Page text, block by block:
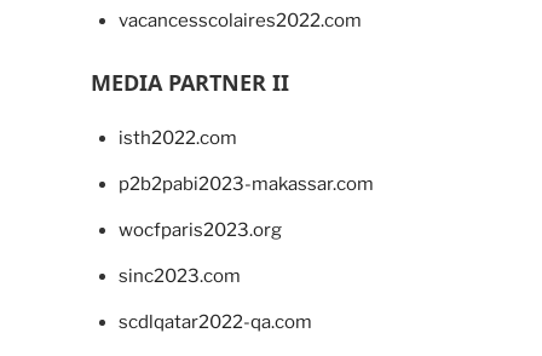
vacancesscolaires2022.com
MEDIA PARTNER II
isth2022.com
p2b2pabi2023-makassar.com
wocfparis2023.org
sinc2023.com
scdlqatar2022-qa.com